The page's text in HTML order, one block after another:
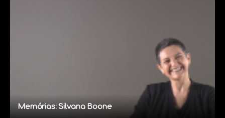
Memórias: Silvana Boone